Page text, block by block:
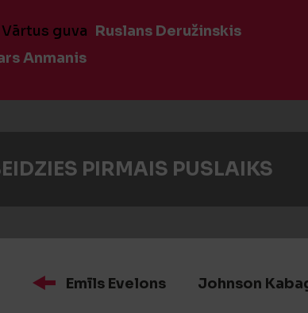
Vārtus guva Ruslans Deružinskis
Anmanis
PIRMAIS PUSLAIKS
Emīls Evelons Johnson